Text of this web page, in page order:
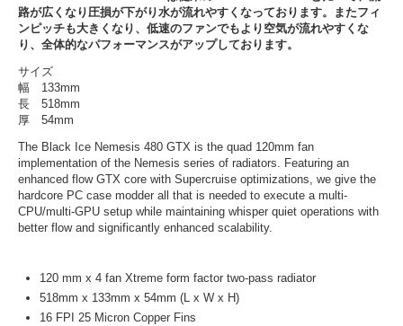
路が広くなり圧損が下がり水が流れやすくなっております。またフィ
ンピッチも大きくなり、低速のファンでもより空気が流れやすくな
り、全体的なパフォーマンスがアップしております。
サイズ
幅 133mm
長 518mm
厚 54mm
The Black Ice Nemesis 480 GTX is the quad 120mm fan
implementation of the Nemesis series of radiators. Featuring an
enhanced flow GTX core with Supercruise optimizations, we give the
hardcore PC case modder all that is needed to execute a multi-
CPU/multi-GPU setup while maintaining whisper quiet operations with
better flow and significantly enhanced scalability.
120 mm x 4 fan Xtreme form factor two-pass radiator
518mm x 133mm x 54mm (L x W x H)
16 FPI 25 Micron Copper Fins